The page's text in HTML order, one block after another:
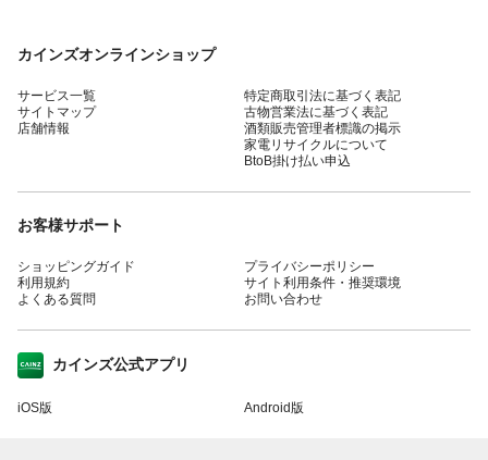
カインズオンラインショップ
サービス一覧
サイトマップ
店舗情報
特定商取引法に基づく表記
古物営業法に基づく表記
酒類販売管理者標識の掲示
家電リサイクルについて
BtoB掛け払い申込
お客様サポート
ショッピングガイド
利用規約
よくある質問
プライバシーポリシー
サイト利用条件・推奨環境
お問い合わせ
カインズ公式アプリ
iOS版 Android版